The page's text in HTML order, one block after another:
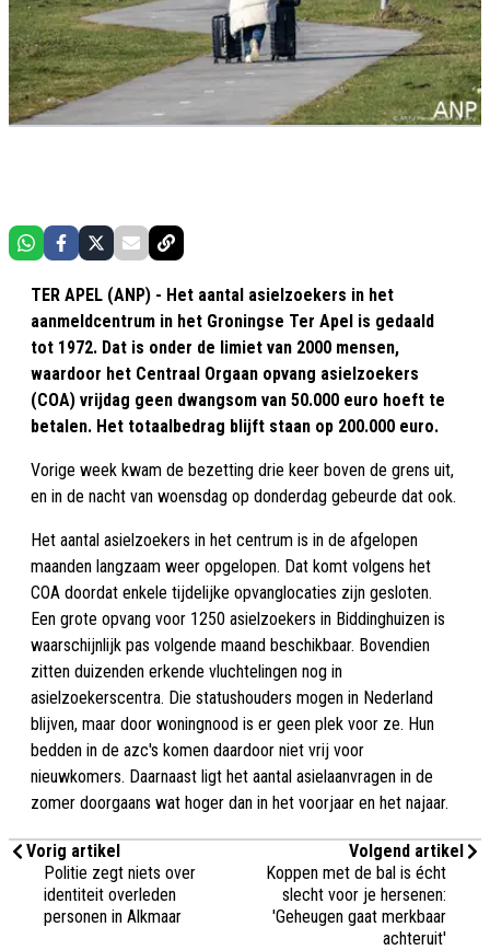
TER APEL (ANP) - Het aantal asielzoekers in het
aanmeldcentrum in het Groningse Ter Apel is gedaald
tot 1972. Dat is onder de limiet van 2000 mensen,
waardoor het Centraal Orgaan opvang asielzoekers
(COA) vrijdag geen dwangsom van 50.000 euro hoeft te
betalen. Het totaalbedrag blijft staan op 200.000 euro.
Vorige week kwam de bezetting drie keer boven de grens uit,
en in de nacht van woensdag op donderdag gebeurde dat ook.
Het aantal asielzoekers in het centrum is in de afgelopen
maanden langzaam weer opgelopen. Dat komt volgens het
COA doordat enkele tijdelijke opvanglocaties zijn gesloten.
Een grote opvang voor 1250 asielzoekers in Biddinghuizen is
waarschijnlijk pas volgende maand beschikbaar. Bovendien
zitten duizenden erkende vluchtelingen nog in
asielzoekerscentra. Die statushouders mogen in Nederland
blijven, maar door woningnood is er geen plek voor ze. Hun
bedden in de azc's komen daardoor niet vrij voor
nieuwkomers. Daarnaast ligt het aantal asielaanvragen in de
zomer doorgaans wat hoger dan in het voorjaar en het najaar.
Vorig artikel
Politie zegt niets over
identiteit overleden
personen in Alkmaar
Volgend artikel
Koppen met de bal is écht
slecht voor je hersenen:
'Geheugen gaat merkbaar
achteruit'